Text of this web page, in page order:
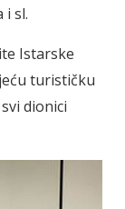
i sl.
Istarske
turističku
dionici